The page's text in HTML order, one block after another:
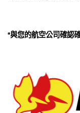
*與您的航空公司確認